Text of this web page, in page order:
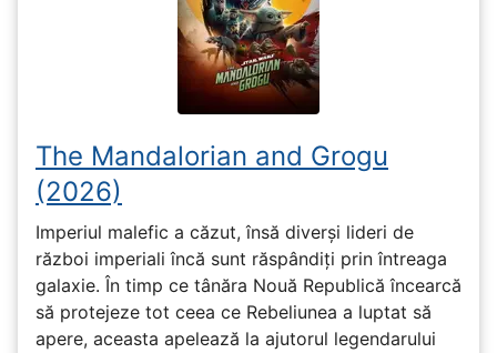
The Mandalorian and Grogu
(2026)
Imperiul malefic a căzut, însă diverși lideri de
război imperiali încă sunt răspândiți prin întreaga
galaxie. În timp ce tânăra Nouă Republică încearcă
să protejeze tot ceea ce Rebeliunea a luptat să
apere, aceasta apelează la ajutorul legendarului